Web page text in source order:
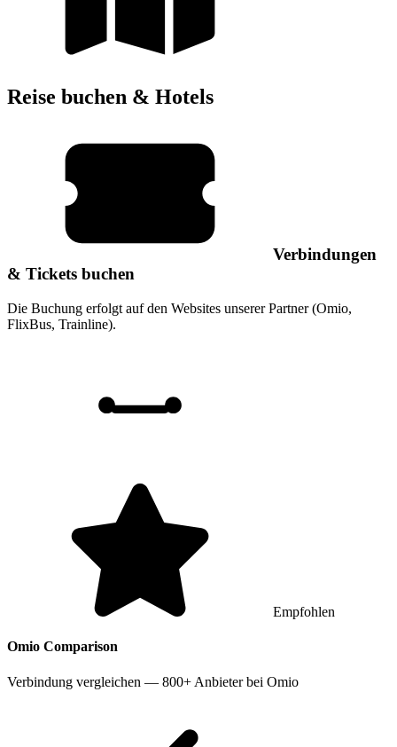
Reise buchen & Hotels
Verbindungen
& Tickets buchen
Die Buchung erfolgt auf den Websites unserer Partner (Omio,
FlixBus, Trainline).
Empfohlen
Omio Comparison
Verbindung vergleichen — 800+ Anbieter bei Omio